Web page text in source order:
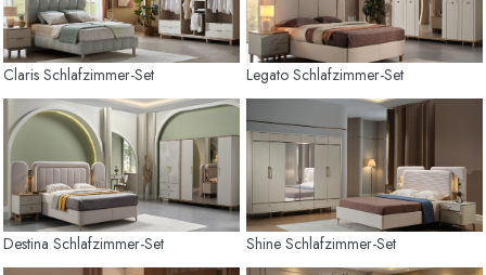
Claris Schlafzimmer-Set Legato Schlafzimmer-Set
Destina Schlafzimmer-Set Shine Schlafzimmer-Set